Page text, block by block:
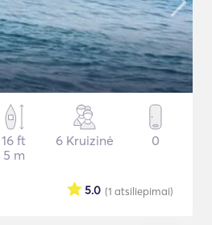
16 ft
5 m
6 Kruizinė 0
(1 atsiliepimai)
5.0